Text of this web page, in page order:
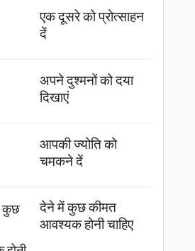
एक दूसरे को प्रोत्साहन
दें
अपने दुश्मनों को दया
दिखाएं
आपकी ज्योति को
चमकने दें
देने में कुछ कीमत
आवश्यक होनी चाहिए